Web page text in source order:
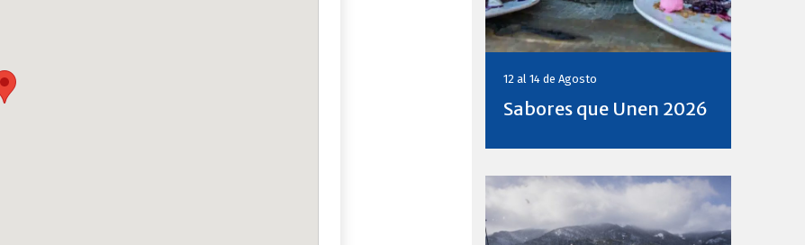
12 al 14 deAgosto
Sabores que Unen 2026